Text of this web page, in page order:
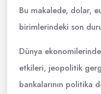
Bu makalede, dolar,
birimlerindeki son
Dünya
etkileri, jeopolitik
bankalarının politika